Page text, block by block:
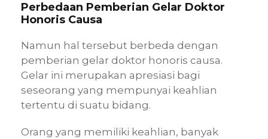
Perbedaan Pemberian Gelar Doktor
Honoris Causa
Namun hal tersebut berbeda dengan
pemberian gelar doktor honoris causa.
Gelar ini merupakan apresiasi bagi
seseorang yang mempunyai keahlian
tertentu di suatu bidang.
Orang yang memiliki keahlian, banyak